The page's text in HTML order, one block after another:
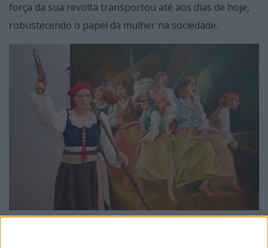
força da sua revolta transportou até aos dias de hoje,
robustecendo o papel da mulher na sociedade.
O programa da semana da Maria da Fonte foi